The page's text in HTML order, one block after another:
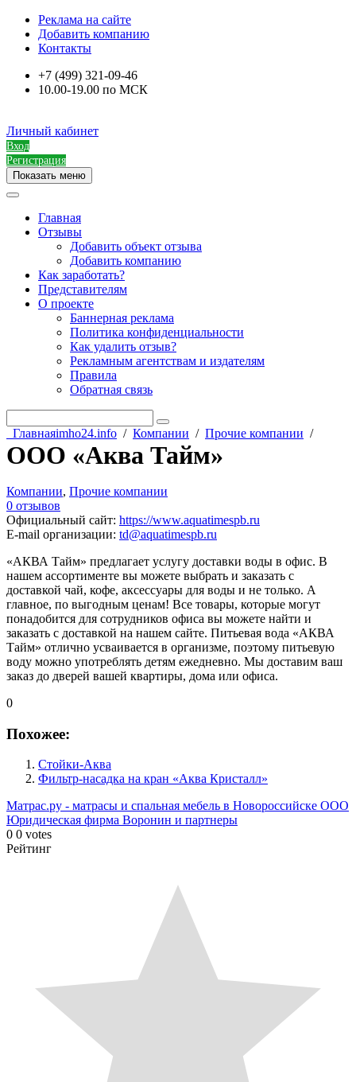
Реклама на сайте
Добавить компанию
Контакты
+7 (499) 321-09-46
10.00-19.00 по МСК
Личный кабинет
Вход
Регистрация
Показать меню
Главная
Отзывы
Добавить объект отзыва
Добавить компанию
Как заработать?
Представителям
О проекте
Баннерная реклама
Политика конфиденциальности
Как удалить отзыв?
Рекламным агентствам и издателям
Правила
Обратная связь
Главнаяimho24.info / Компании / Прочие компании /
ООО «Аква Тайм»
Компании, Прочие компании
0 отзывов
Официальный сайт: https://www.aquatimespb.ru
E-mail организации: td@aquatimespb.ru
«АКВА Тайм» предлагает услугу доставки воды в офис. В
нашем ассортименте вы можете выбрать и заказать с
доставкой чай, кофе, аксессуары для воды и не только. А
главное, по выгодным ценам! Все товары, которые могут
понадобится для сотрудников офиса вы можете найти и
заказать с доставкой на нашем сайте. Питьевая вода «АКВА
Тайм» отлично усваивается в организме, поэтому питьевую
воду можно употреблять детям ежедневно. Мы доставим ваш
заказ до дверей вашей квартиры, дома или офиса.
0
Похожее:
Стойки-Аква
Фильтр-насадка на кран «Аква Кристалл»
Матрас.ру - матрасы и спальная мебель в Новороссийске ООО
Юридическая фирма Воронин и партнеры
0 0 votes
Рейтинг